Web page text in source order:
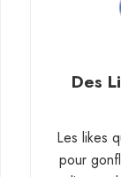
Des
Les likes
pour